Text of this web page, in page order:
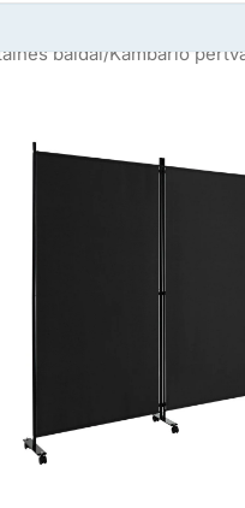
baldai/Kambario